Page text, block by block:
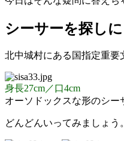
シーサーを探しに
北中城村にある国指定重要
身長27cm／口4cm
オーソドックスな形のシー
どんどんいってみましょう。